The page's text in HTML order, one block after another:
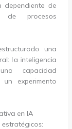
de
de procesos
una
la inteligencia
capacidad
experimento
en IA